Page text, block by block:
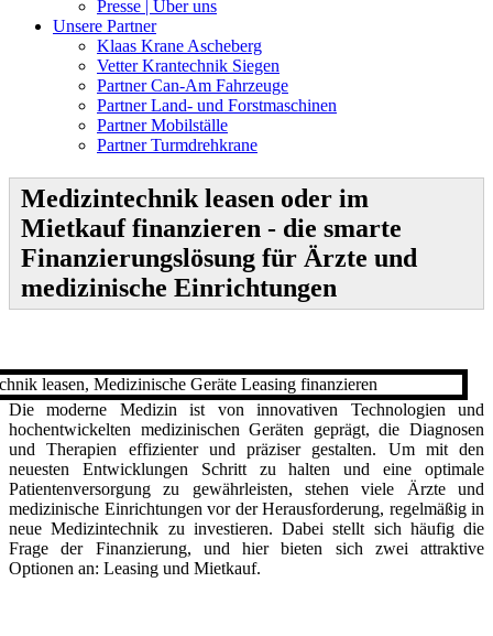
Presse | Über uns
Unsere Partner
Klaas Krane Ascheberg
Vetter Krantechnik Siegen
Partner Can-Am Fahrzeuge
Partner Land- und Forstmaschinen
Partner Mobilställe
Partner Turmdrehkrane
Medizintechnik leasen oder im
Mietkauf finanzieren - die smarte
Finanzierungslösung für Ärzte und
medizinische Einrichtungen
Die moderne Medizin ist von innovativen Technologien und
hochentwickelten medizinischen Geräten geprägt, die Diagnosen
und Therapien effizienter und präziser gestalten. Um mit den
neuesten Entwicklungen Schritt zu halten und eine optimale
Patientenversorgung zu gewährleisten, stehen viele Ärzte und
medizinische Einrichtungen vor der Herausforderung, regelmäßig in
neue Medizintechnik zu investieren. Dabei stellt sich häufig die
Frage der Finanzierung, und hier bieten sich zwei attraktive
Optionen an: Leasing und Mietkauf.